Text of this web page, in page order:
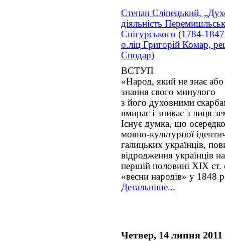
Степан Сліпецький,
діяльність
Снігурського (1784-
о.ліц Григорій Комар,
Сподар)
ВСТУП
«Народ, який не знає або
знання свого минулого
з його духовними
вмирає і зникає з лиця
Існує думка, що
мовно-культурної
галицьких українців,
відродження українців
першій половині XIX
«весни народів» у 1848
Детальніше...
Четвер, 14 липня 2011